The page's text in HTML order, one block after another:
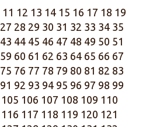
11 12 13 14 15 16 17 18 19
27 28 29 30 31 32 33 34 35
43 44 45 46 47 48 49 50 51
59 60 61 62 63 64 65 66 67
75 76 77 78 79 80 81 82 83
91 92 93 94 95 96 97 98 99
105 106 107 108 109 110
116 117 118 119 120 121